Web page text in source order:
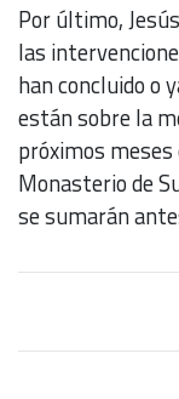
Por último,
las
han concluido o
están sobre la
próximos meses
Monasterio de
se sumarán